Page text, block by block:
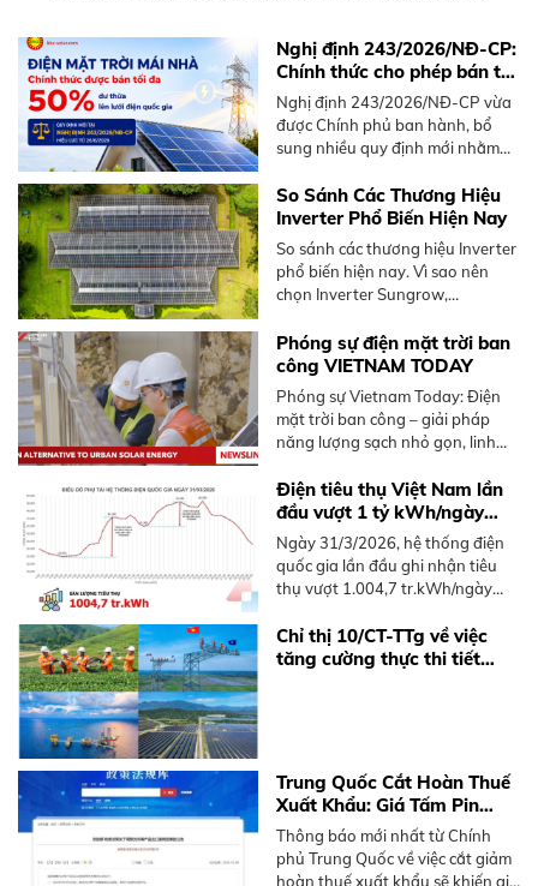
Nghị định 243/2026/NĐ-CP:
Chính thức cho phép bán tối
đa 50% điện mặt trời mái
nhà dư thừa
Nghị định 243/2026/NĐ-CP vừa
được Chính phủ ban hành, bổ
sung nhiều quy định mới nhằm
mái nhà, nổi bật là cơ chế bán
điện dư lên lưới.
So Sánh Các Thương Hiệu
Inverter Phổ Biến Hiện Nay
So sánh các thương hiệu Inverter
phổ biến hiện nay. Vì sao nên
chọn Inverter Sungrow,
từ BKE Solar.
Phóng sự điện mặt trời ban
công VIETNAM TODAY
Phóng sự Vietnam Today: Điện
mặt trời ban công – giải pháp
năng lượng sạch nhỏ gọn, linh
cư tại Việt Nam, không cần mái
nhà rộng.
Điện tiêu thụ Việt Nam lần
đầu vượt 1 tỷ kWh/ngày
năm 2026
Ngày 31/3/2026, hệ thống điện
quốc gia lần đầu ghi nhận tiêu
thụ vượt 1.004,7 tr.kWh/ngày
Tìm hiểu xu hướng và giải pháp
điện mặt trời mái nhà.
Chỉ thị 10/CT-TTg về việc
tăng cường thực thi tiết
Trung Quốc Cắt Hoàn Thuế
Xuất Khẩu: Giá Tấm Pin
Solar và BESS Sắp Tăng
Mạnh
Thông báo mới nhất từ Chính
phủ Trung Quốc về việc cắt giảm
hoàn thuế xuất khẩu sẽ khiến giá